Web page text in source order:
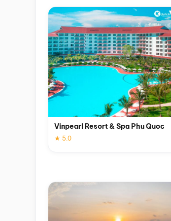
Vinpearl Resort & Spa Phu Quoc
★ 5.0